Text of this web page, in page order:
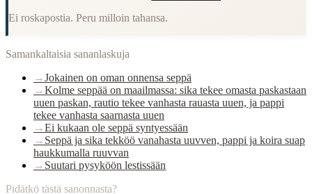
Ei roskapostia. Peru milloin tahansa.
Samankaltaisia sananlaskuja
→Jokainen on oman onnensa seppä
→Kolme seppää on maailmassa: sika tekee omasta paskastaan
uuen paskan, rautio tekee vanhasta rauasta uuen, ja pappi
tekee vanhasta saarnasta uuen
→Ei kukaan ole seppä syntyessään
→ Seppä ja sika tekköö vanahasta uuvven, pappi ja koira suap
haukkumalla ruuvvan
→ Suutari pysyköön lestissään
Pidätkö tästä sanonnasta?